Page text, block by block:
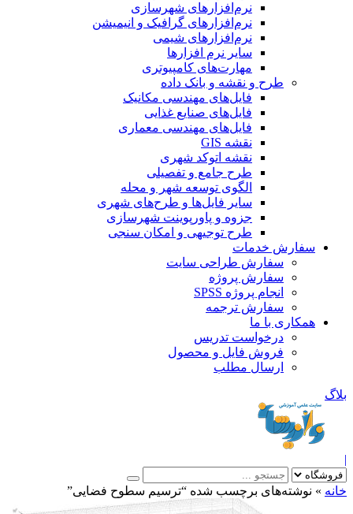
نرم‌افزارهای شهرسازی
نرم‌افزارهای گرافیک و انیمیشن
نرم‌افزارهای شیمی
سایر نرم افزارها
مهارت‌های کامپیوتری
طرح و نقشه و بانک داده
فایل‌های مهندسی مکانیک
فایل‌های صنایع غذایی
فایل‌های مهندسی معماری
نقشه GIS
نقشه اتوکد شهری
طرح جامع و تفصیلی
الگوی توسعه شهر و محله
سایر فایل‌ها و طرح‌های شهری
جزوه و پاورپوینت شهرسازی
طرح توجیهی و امکان سنجی
سفارش خدمات
سفارش طراحی سایت
سفارش پروژه
انجام پروژه SPSS
سفارش ترجمه
همکاری با ما
درخواست تدریس
فروش فایل و محصول
ارسال مطلب
»نوشته‌های برچسب شده “ترسیم سطوح فضایی”